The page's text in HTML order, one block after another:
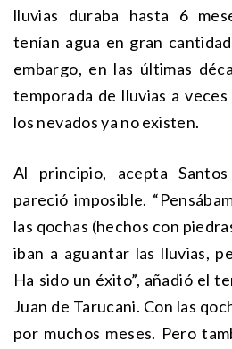
lluvias duraba hasta 6
tenían agua en gran
embargo, en las últimas
temporada de lluvias a
los nevados ya no existen.
Al principio, acepta
pareció imposible.
las qochas (hechos con
iban a aguantar las lluvias,
Ha sido un éxito”, añadió el
Juan de Tarucani. Con las
por muchos meses. Pero